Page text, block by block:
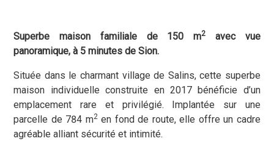
Superbe maison familiale de 150 m2
avec vue
panoramique, à 5 minutes de Sion.
Située dans le charmant village de Salins, cette superbe
maison individuelle construite en 2017 bénéficie d’un
emplacement rare et privilégié. Implantée sur une
parcelle de 784 m2en fond de route, elle offre un cadre
agréable alliant sécurité et intimité.